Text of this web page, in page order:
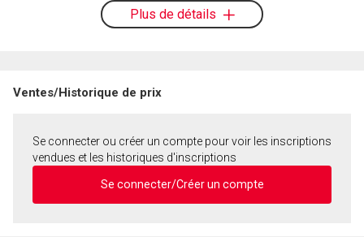
Plus de détails
Ventes/Historique de prix
Se connecter ou créer un compte pour voir les inscriptions
vendues et les historiques d'inscriptions
Se connecter/Créer un compte